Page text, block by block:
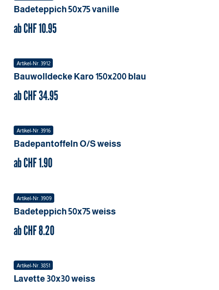
Badeteppich 50x75vanille
ab CHF10.95
Artikel-Nr. 3912
Bauwolldecke Karo 150x200 blau
ab CHF34.95
Artikel-Nr. 3916
Badepantoffeln O/Sweiss
ab CHF1.90
Artikel-Nr. 3909
Badeteppich 50x75weiss
ab CHF8.20
Artikel-Nr. 3851
Lavette 30x30weiss